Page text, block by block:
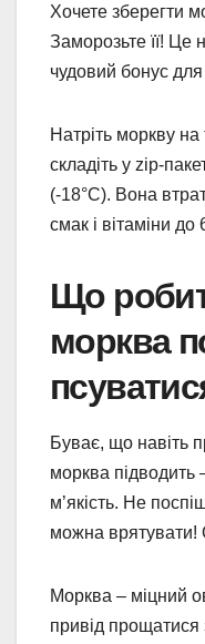
Хочете зберегти
Заморозьте її! Це
чудовий бонус для
Натріть моркву на
складіть у zip-
(-18°C). Вона
смак і вітаміни до
Що
морква
Буває, що навіть
морква підводить
м’якість. Не
можна врятувати!
Морква – міцний
привід прощатися